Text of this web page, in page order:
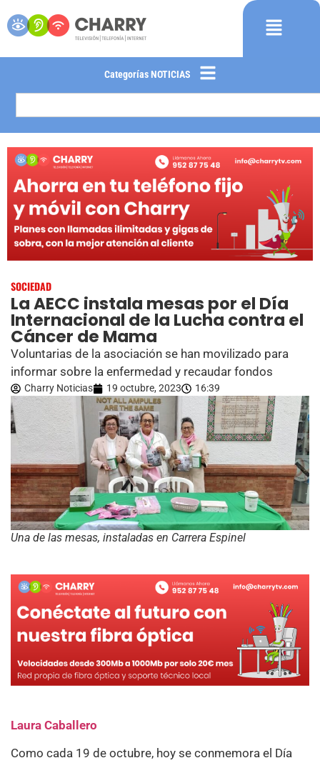
Categorías NOTICIAS
SOCIEDAD
La AECC instala mesas por el Día
Internacional de la Lucha contra el
Cáncer de Mama
Voluntarias de la asociación se han movilizado para
informar sobre la enfermedad y recaudar fondos
Charry Noticias 19 octubre, 2023 16:39
Una de las mesas, instaladas en Carrera Espinel
Laura Caballero
Como cada 19 de octubre, hoy se conmemora el Día